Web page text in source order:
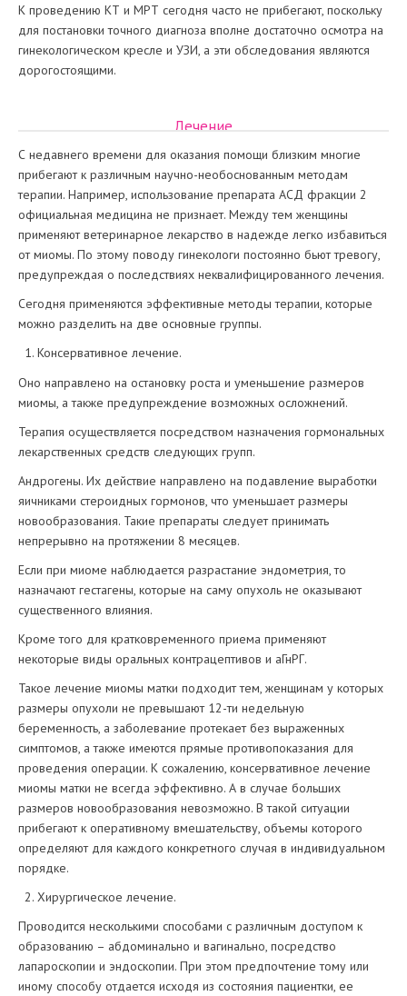
К проведению КТ и МРТ сегодня часто не прибегают, поскольку
для постановки точного диагноза вполне достаточно осмотра на
гинекологическом кресле и УЗИ, а эти обследования являются
дорогостоящими.
Лечение
С недавнего времени для оказания помощи близким многие
прибегают к различным научно-необоснованным методам
терапии. Например, использование препарата АСД фракции 2
официальная медицина не признает. Между тем женщины
применяют ветеринарное лекарство в надежде легко избавиться
от миомы. По этому поводу гинекологи постоянно бьют тревогу,
предупреждая о последствиях неквалифицированного лечения.
Сегодня применяются эффективные методы терапии, которые
можно разделить на две основные группы.
Консервативное лечение.
Оно направлено на остановку роста и уменьшение размеров
миомы, а также предупреждение возможных осложнений.
Терапия осуществляется посредством назначения гормональных
лекарственных средств следующих групп.
Андрогены. Их действие направлено на подавление выработки
яичниками стероидных гормонов, что уменьшает размеры
новообразования. Такие препараты следует принимать
непрерывно на протяжении 8 месяцев.
Если при миоме наблюдается разрастание эндометрия, то
назначают гестагены, которые на саму опухоль не оказывают
существенного влияния.
Кроме того для кратковременного приема применяют
некоторые виды оральных контрацептивов и аГнРГ.
Такое лечение миомы матки подходит тем, женщинам у которых
размеры опухоли не превышают 12-ти недельную
беременность, а заболевание протекает без выраженных
симптомов, а также имеются прямые противопоказания для
проведения операции. К сожалению, консервативное лечение
миомы матки не всегда эффективно. А в случае больших
размеров новообразования невозможно. В такой ситуации
прибегают к оперативному вмешательству, объемы которого
определяют для каждого конкретного случая в индивидуальном
порядке.
Хирургическое лечение.
Проводится несколькими способами с различным доступом к
образованию – абдоминально и вагинально, посредство
лапароскопии и эндоскопии. При этом предпочтение тому или
иному способу отдается исходя из состояния пациентки, ее